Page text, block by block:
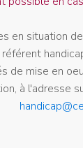
en situation
de mise en
à l'adresse